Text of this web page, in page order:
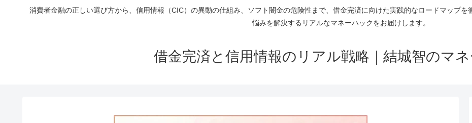
消費者金融の正しい選び方から、信用情報（CIC）の異動の仕組み、ソフト闇金の危険性まで、借金完済に向けた実践的なロードマップ
悩みを解決するリアルなマネーハックをお届けします。
借金完済と信用情報のリアル戦略｜結城智のマ